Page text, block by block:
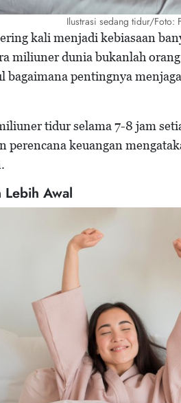
Ilustrasi sedang tidur/Foto:
kali menjadi kebiasaan
miliuner dunia bukanlah
bagaimana pentingnya
tidur selama 7-8 jam
perencana keuangan
Lebih Awal